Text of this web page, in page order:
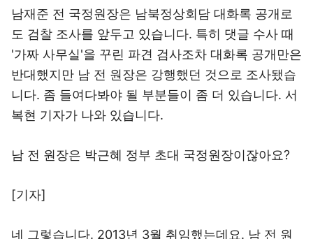
남재준 전 국정원장은 남북정상회담 대화록 공개로
도 검찰 조사를 앞두고 있습니다. 특히 댓글 수사 때
'가짜 사무실'을 꾸린 파견 검사조차 대화록 공개만은
반대했지만 남 전 원장은 강행했던 것으로 조사됐습
니다. 좀 들여다봐야 될 부분들이 좀 더 있습니다. 서
복현 기자가 나와 있습니다.
남 전 원장은 박근혜 정부 초대 국정원장이잖아요?
[기자]
네 그렇습니다. 2013년 3월 취임했는데요. 남 전 원